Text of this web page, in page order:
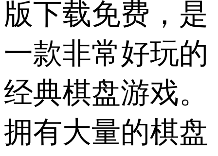
版下载免费，是
一款非常好玩的
经典棋盘游戏。
拥有大量的棋盘